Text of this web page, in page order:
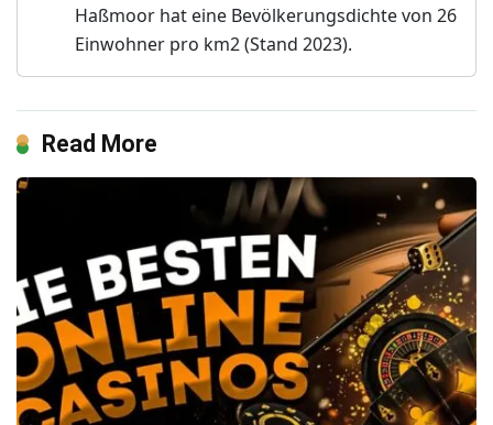
Haßmoor hat eine Bevölkerungsdichte von 26
Einwohner pro km2 (Stand 2023).
Read More